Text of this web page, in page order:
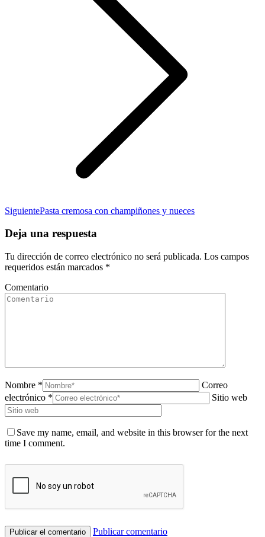
SiguientePublicación
Pasta cremosa con champiñones y nueces
Deja una respuesta
Tu dirección de correo electrónico no será publicada. Los campos
requeridos están marcados *
Comentario
Nombre *
Correo
electrónico *
Sitio web
Save my name, email, and website in this browser for the next
time I comment.
Publicar comentario